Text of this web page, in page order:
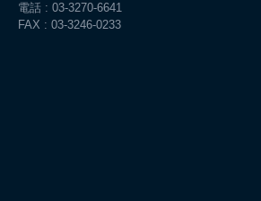
電話 : 03-3270-6641
FAX : 03-3246-0233